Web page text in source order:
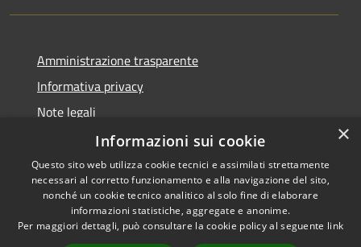
Amministrazione trasparente
Informativa privacy
Note legali
Dichiarazione di accessibilità
RSS
Accessibilità
Copyright © 2026 • Comune di
×
Informazioni sui cookie
Questo sito web utilizza cookie tecnici e assimilati strettamente
necessari al corretto funzionamento e alla navigazione del sito,
nonché un cookie tecnico analitico al solo fine di elaborare
informazioni statistiche, aggregate e anonime.
Per maggiori dettagli, può consultare la cookie policy al seguente link